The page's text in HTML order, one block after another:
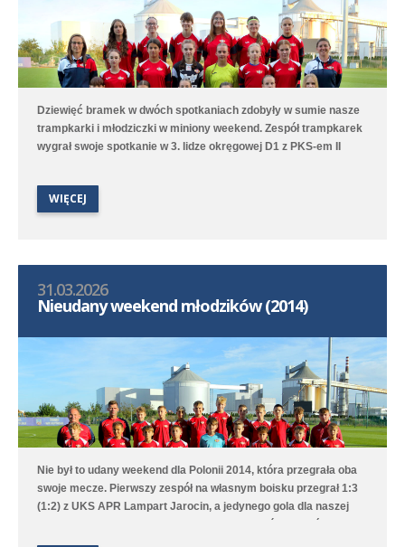
Dziewięć bramek w dwóch spotkaniach zdobyły w sumie nasze
trampkarki i młodziczki w miniony weekend. Zespół trampkarek
wygrał swoje spotkanie w 3. lidze okręgowej D1 z PKS-em II
2 oraz Wiktoria Błotna. Zespół młodziczek przegrał natomiast 4:9
(3:3) z Kotwicą Kórnik. Spotkanie długo było wyrównane, ale
końcówka należała do chłopców z Kórnika. Gole dla Polonii
WIĘCEJ
31.03.2026
Nieudany weekend młodzików (2014)
Nie był to udany weekend dla Polonii 2014, która przegrała oba
swoje mecze. Pierwszy zespół na własnym boisku przegrał 1:3
(1:2) z UKS APR Lampart Jarocin, a jedynego gola dla naszej
mimo prowadzenia 4:1 ostatecznie przegrał 4:6 z UKS APR